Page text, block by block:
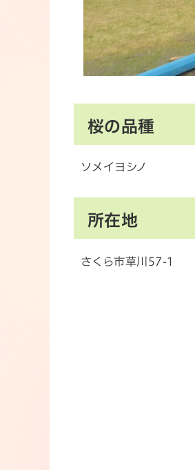
桜の品種
ソメイヨシノ
所在地
さくら市草川57-1